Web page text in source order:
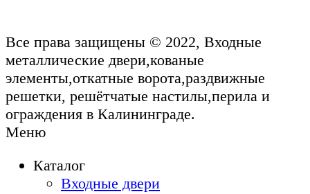
Все права защищены © 2022, Входные
металлические двери,кованые
элементы,откатные ворота,раздвижные
решетки, решётчатые настилы,перила и
ограждения в Калининграде.
Меню
Каталог
Входные двери